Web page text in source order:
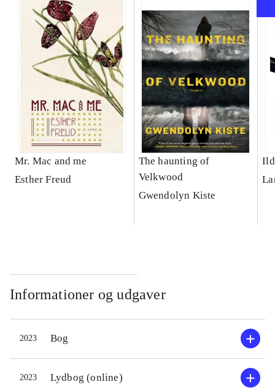
Mr. Mac and me
Esther Freud
The haunting of
Velkwood
Gwendolyn Kiste
Informationer og udgaver
2023 Bog
2023 Lydbog (online)